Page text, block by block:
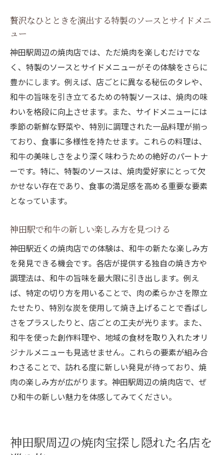
贅沢なひとときを演出する特製のソースとサイドメニ
ュー
神田駅周辺の焼肉店では、ただ焼肉を楽しむだけでな
く、特製のソースとサイドメニューがその体験をさらに
豊かにします。例えば、店ごとに異なる秘伝のタレや、
和牛の旨味を引き立てるための特製ソースは、焼肉の味
わいを格段に向上させます。また、サイドメニューには
季節の新鮮な野菜や、特別に調理された一品料理が揃っ
ており、食事に多様性を持たせます。これらの料理は、
和牛の美味しさをより深く味わうための絶好のパートナ
ーです。特に、特製のソースは、焼肉愛好家にとって欠
かせない存在であり、食事の満足感を高める重要な要素
となっています。
神田駅で和牛の新しい楽しみ方を見つける
神田駅近くの焼肉店での体験は、和牛の新たな楽しみ方
を発見できる機会です。各店が提供する独自の焼き方や
調理法は、和牛の旨味を最大限に引き出します。例え
ば、特定の切り方を用いることで、肉の柔らかさを際立
たせたり、特別な炭を使用して焼き上げることで香ばし
さをプラスしたりと、店ごとの工夫が光ります。また、
和牛を使った創作料理や、地域の食材を取り入れたオリ
ジナルメニューも見逃せません。これらの要素が組み合
わさることで、訪れる度に新しい発見が待っており、焼
肉の楽しみ方が広がります。神田駅周辺の焼肉店で、ぜ
ひ和牛の新しい魅力を体感してみてください。
神田駅周辺の焼肉宝探し隠れた名店を